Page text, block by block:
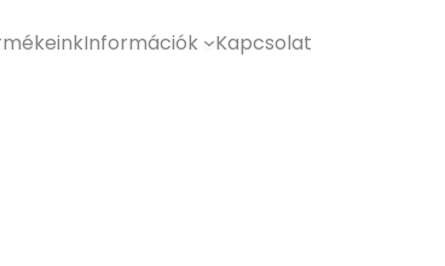
Információk Kapcsolat